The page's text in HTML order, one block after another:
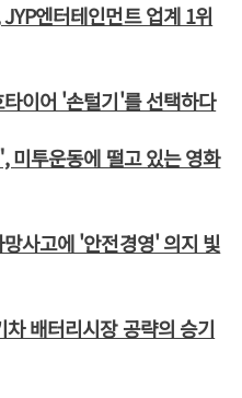
엔터테인먼트 업계 1위
이어 '손털기'를 선택하다
투운동에 떨고 있는 영화
사고에 '안전경영' 의지 빛
배터리시장 공략의 승기